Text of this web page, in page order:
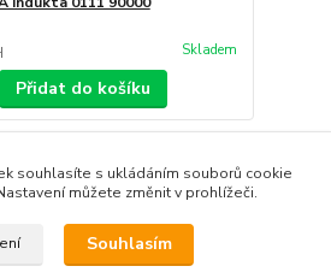
Skladem
Přidat do košíku
strana z 1
souhlasíte s ukládáním souborů cookie
můžete změnit v prohlížeči.
Souhlasím